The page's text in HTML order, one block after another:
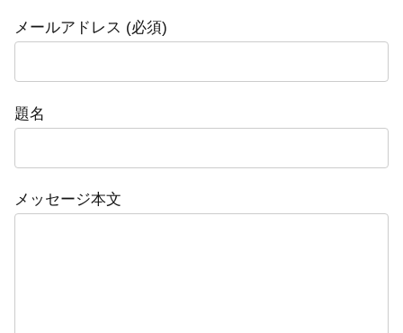
メールアドレス (必須)
題名
メッセージ本文